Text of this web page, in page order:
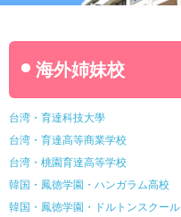
海外姉妹校
台湾・育達科技大學
台湾・育達高等商業学校
台湾・桃園育達高等学校
韓国・鳳徳学園・ハンガラム高校
韓国・鳳徳学園・ドルトンスクール